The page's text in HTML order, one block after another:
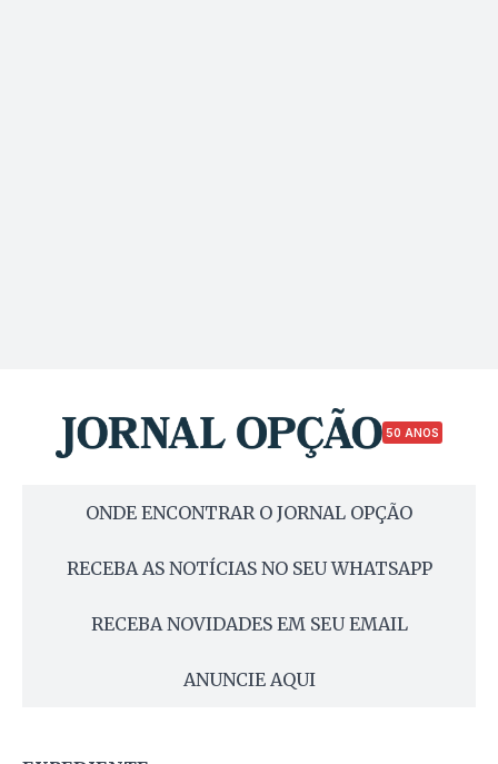
50 ANOS
ONDE ENCONTRAR O JORNAL OPÇÃO
RECEBA AS NOTÍCIAS NO SEU WHATSAPP
RECEBA NOVIDADES EM SEU EMAIL
ANUNCIE AQUI